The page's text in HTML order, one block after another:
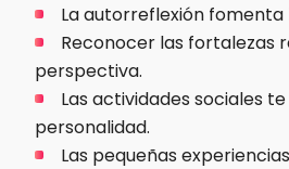
La autorreflexión
Reconocer las fortalezas
perspectiva.
Las actividades sociales
personalidad.
Las pequeñas